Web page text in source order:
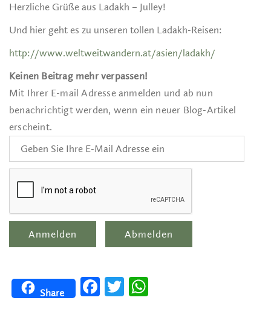
Herzliche Grüße aus Ladakh – Julley!
Und hier geht es zu unseren tollen Ladakh-Reisen:
http://www.weltweitwandern.at/asien/ladakh/
Keinen Beitrag mehr verpassen!
Mit Ihrer E-mail Adresse anmelden und ab nun
benachrichtigt werden, wenn ein neuer Blog-Artikel
erscheint.
Share
FacebookTwitter